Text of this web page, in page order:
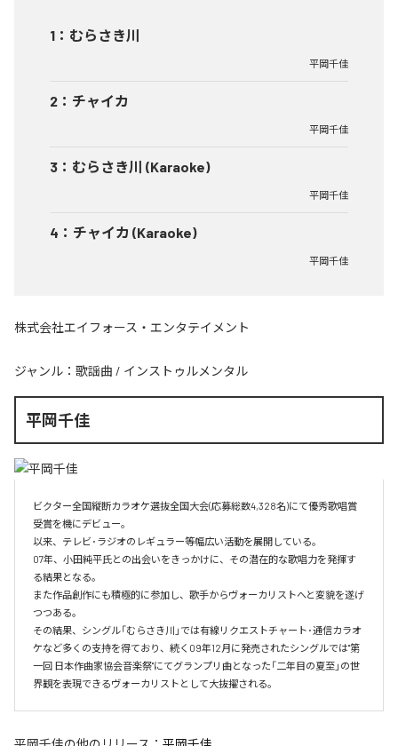
1 ： むらさき川
平岡千佳
2 ： チャイカ
平岡千佳
3 ： むらさき川 (Karaoke)
平岡千佳
4 ： チャイカ (Karaoke)
平岡千佳
株式会社エイフォース・エンタテイメント
ジャンル： 歌謡曲 / インストゥルメンタル
平岡千佳
ビクター全国縦断カラオケ選抜全国大会(応募総数4,328名)にて優秀歌唱賞
受賞を機にデビュー。
以来、テレビ･ラジオのレギュラー等幅広い活動を展開している。
07年、小田純平氏との出会いをきっかけに、その潜在的な歌唱力を発揮す
る結果となる。
また作品創作にも積極的に参加し、歌手からヴォーカリストへと変貌を遂げ
つつある。
その結果、シングル「むらさき川」では有線リクエストチャート･通信カラオ
ケなど多くの支持を得ており、続く09年12月に発売されたシングルでは"第
一回 日本作曲家協会音楽祭"にてグランプリ曲となった「二年目の夏至」の世
界観を表現できるヴォーカリストとして大抜擢される。